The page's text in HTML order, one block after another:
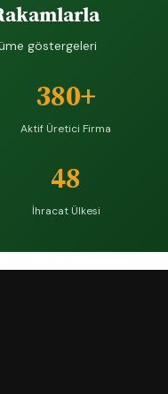
göstergeleri
380+
Aktif Üretici Firma
48
İhracat Ülkesi